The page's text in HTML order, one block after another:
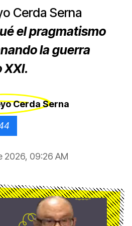
Cerda Serna
el pragmatismo
la guerra
XXI.
Cerda Serna
2026, 09:26 AM